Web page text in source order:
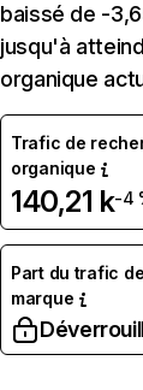
baissé de -
jusqu'à
organique
Trafic de
organique
140,21 k-4
Part du trafic de
marque